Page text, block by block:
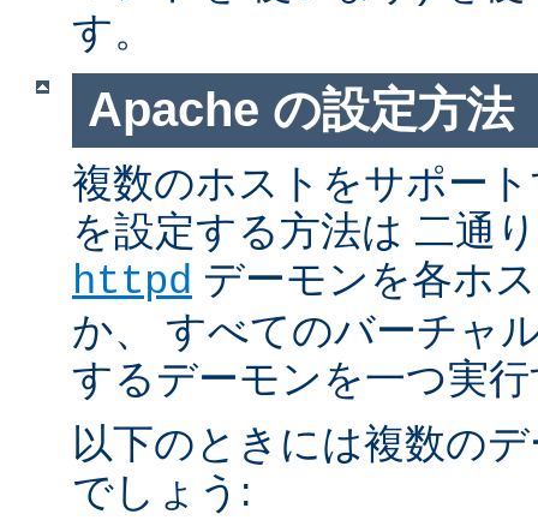
す。
Apache の設定方法
複数のホストをサポー
を設定する方法は 二通
httpd デーモンを各ホ
か、 すべてのバーチャ
するデーモンを一つ実
以下のときには複数の
でしょう: